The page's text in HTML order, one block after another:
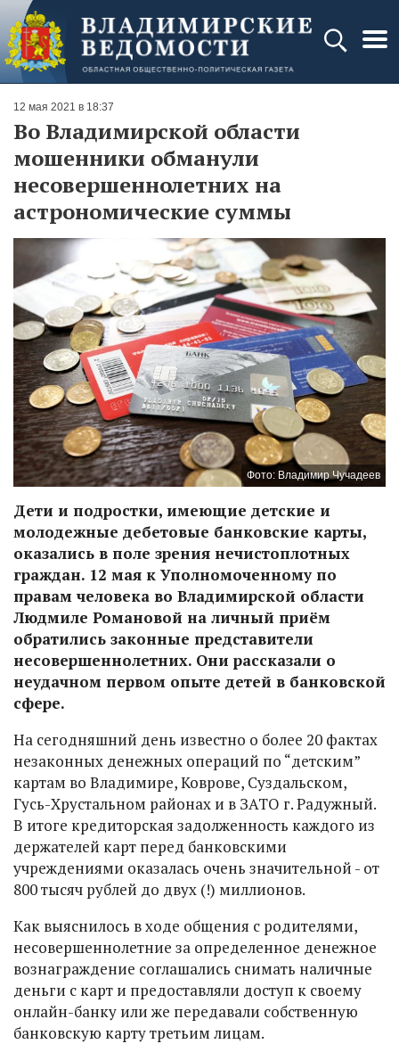
12 мая 2021 в 18:37
Во Владимирской области
мошенники обманули
несовершеннолетних на
астрономические суммы
Фото: Владимир Чучадеев
Дети и подростки, имеющие детские и
молодежные дебетовые банковские карты,
оказались в поле зрения нечистоплотных
граждан. 12 мая к Уполномоченному по
правам человека во Владимирской области
Людмиле Романовой на личный приём
обратились законные представители
несовершеннолетних. Они рассказали о
неудачном первом опыте детей в банковской
сфере.
На сегодняшний день известно о более 20 фактах
незаконных денежных операций по “детским”
картам во Владимире, Коврове, Суздальском,
Гусь-Хрустальном районах и в ЗАТО г. Радужный.
В итоге кредиторская задолженность каждого из
держателей карт перед банковскими
учреждениями оказалась очень значительной - от
800 тысяч рублей до двух (!) миллионов.
Как выяснилось в ходе общения с родителями,
несовершеннолетние за определенное денежное
вознаграждение соглашались снимать наличные
деньги с карт и предоставляли доступ к своему
онлайн-банку или же передавали собственную
банковскую карту третьим лицам.